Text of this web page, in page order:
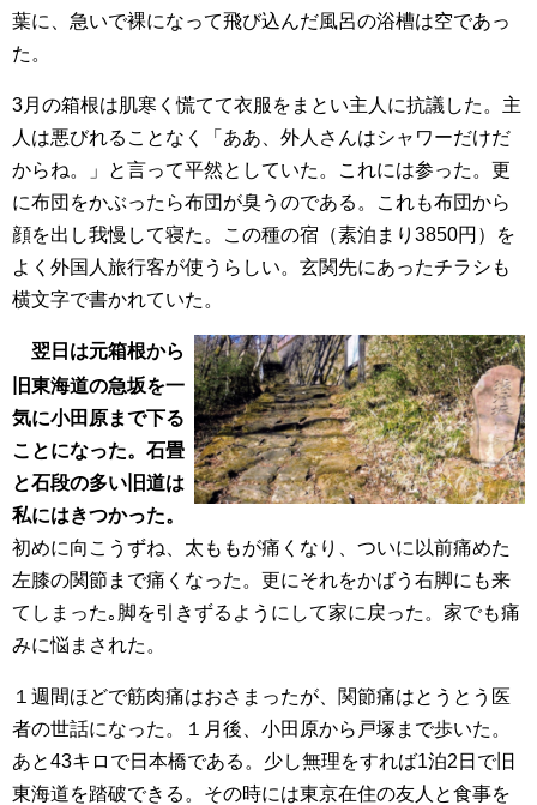
葉に、急いで裸になって飛び込んだ風呂の浴槽は空であっ
た。
3月の箱根は肌寒く慌てて衣服をまとい主人に抗議した。主
人は悪びれることなく「ああ、外人さんはシャワーだけだ
からね。」と言って平然としていた。これには参った。更
に布団をかぶったら布団が臭うのである。これも布団から
顔を出し我慢して寝た。この種の宿（素泊まり3850円）を
よく外国人旅行客が使うらしい。玄関先にあったチラシも
横文字で書かれていた。
翌日は元箱根から
旧東海道の急坂を一
気に小田原まで下る
ことになった。石畳
と石段の多い旧道は
私にはきつかった。
初めに向こうずね、太ももが痛くなり、ついに以前痛めた
左膝の関節まで痛くなった。更にそれをかばう右脚にも来
てしまった｡脚を引きずるようにして家に戻った。家でも痛
みに悩まされた。
１週間ほどで筋肉痛はおさまったが、関節痛はとうとう医
者の世話になった。１月後、小田原から戸塚まで歩いた。
あと43キロで日本橋である。少し無理をすれば1泊2日で旧
東海道を踏破できる。その時には東京在住の友人と食事を